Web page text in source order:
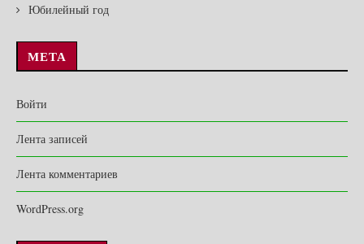
Юбилейный год
МЕТА
Войти
Лента записей
Лента комментариев
WordPress.org